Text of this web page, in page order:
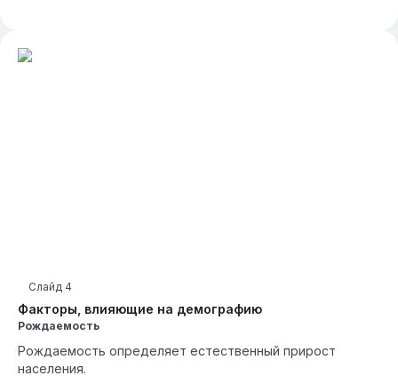
Факторы, влияющие на демографию
Слайд 4
Рождаемость
Рождаемость определяет естественный прирост
населения.